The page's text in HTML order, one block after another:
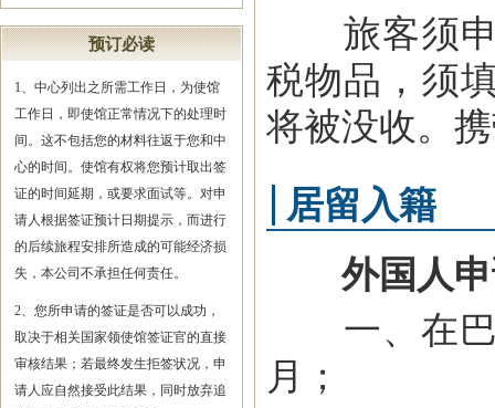
预订必读
1、中心列出之所需工作日，为使馆
工作日，即使馆正常情况下的处理时
间。这不包括您的材料往返于您和中
心的时间。使馆有权将您预计取出签
证的时间延期，或要求面试等。对申
请人根据签证预计日期提示，而进行
的后续旅程安排所造成的可能经济损
失，本公司不承担任何责任。
2、您所申请的签证是否可以成功，
取决于相关国家领使馆签证官的直接
审核结果；若最终发生拒签状况，申
请人应自然接受此结果，同时放弃追
旅客须申
税物品，须
将被没收。
居留入籍
外国人
一、在巴
月；